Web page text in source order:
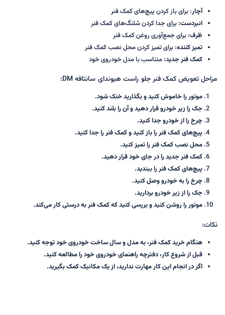
آچار: برای باز کردن پیچ‌های کمک فنر
انبردست: برای جدا کردن شلنگ‌های کمک فنر
ظرف: برای جمع‌آوری روغن کمک فنر
تمیز کننده: برای تمیز کردن محل نصب کمک فنر
کمک فنر جدید: متناسب با مدل خودروی خود
مراحل تعویض کمک فنر جلو راست هیوندای سانتافه DM:
موتور را خاموش کنید و بگذارید خنک شود.
جک را زیر خودرو قرار دهید و آن را بلند کنید.
چرخ را از خودرو جدا کنید.
پیچ‌های کمک فنر را باز کنید و کمک فنر را جدا کنید.
محل نصب کمک فنر را تمیز کنید.
کمک فنر جدید را در جای خود قرار دهید.
پیچ‌های کمک فنر را ببندید.
چرخ را به خودرو وصل کنید.
جک را از زیر خودرو بردارید.
موتور را روشن کنید و بررسی کنید که کمک فنر به درستی کار می‌کند.
نکات:
هنگام خرید کمک فنر، به مدل و سال ساخت خودروی خود توجه کنید.
قبل از شروع کار، دفترچه راهنمای خودروی خود را مطالعه کنید.
اگر در انجام این کار مهارت ندارید، از یک مکانیک کمک بگیرید.